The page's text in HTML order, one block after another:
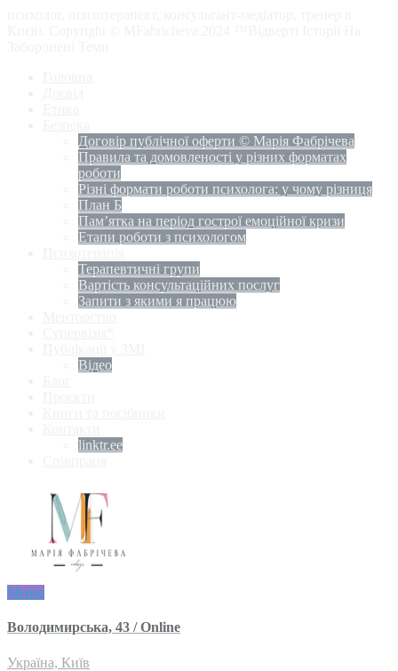
Договір публічної оферти © Марія Фабрічева
Правила та домовленості у різних форматах
роботи
Різні формати роботи психолога: у чому різниця
План Б
Пам’ятка на період гострої емоційної кризи
Етапи роботи з психологом
Терапевтичні групи
Вартість консультаційних послуг
Запити з якими я працюю
Відео
linktr.ee
Меню
Володимирська, 43 / Online
Україна, Київ